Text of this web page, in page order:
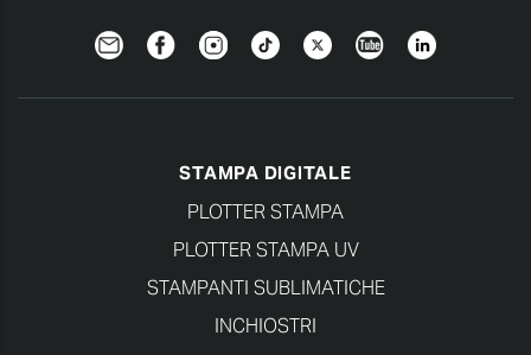
NewsletterFacebookInstagramTikTokTwitterYouTubeLinkedIn
STAMPA DIGITALE
PLOTTER STAMPA
PLOTTER STAMPA UV
STAMPANTI SUBLIMATICHE
INCHIOSTRI